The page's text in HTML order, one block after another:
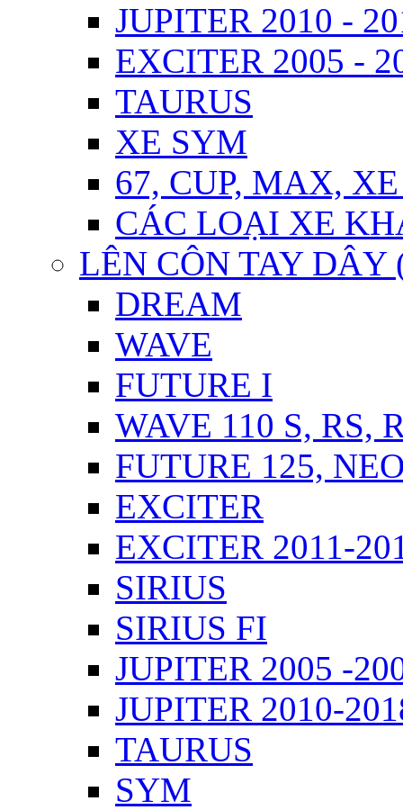
JUPITER 2010 -
EXCITER 2005 -
TAURUS
XE SYM
67, CUP, MAX,
CÁC LOẠI XE
LÊN CÔN TAY
DREAM
WAVE
FUTURE I
WAVE 110 S, RS,
FUTURE 125,
EXCITER
EXCITER 2011-
SIRIUS
SIRIUS FI
JUPITER 2005 -
JUPITER 2010-
TAURUS
SYM